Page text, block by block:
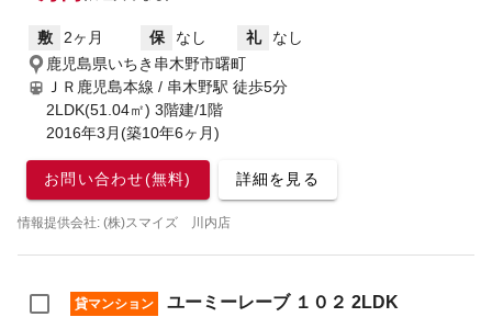
敷 2ヶ月 保 なし 礼
なし
鹿児島県いちき串木野市曙町
ＪＲ鹿児島本線 / 串木野駅 徒歩5分
2LDK(51.04㎡) 3階建/1階
2016年3月(築10年6ヶ月)
お問い合わせ(無料) 詳細を見る
情報提供会社: (株)スマイズ 川内店
貸マンション ユーミーレーブ １０２ 2LDK